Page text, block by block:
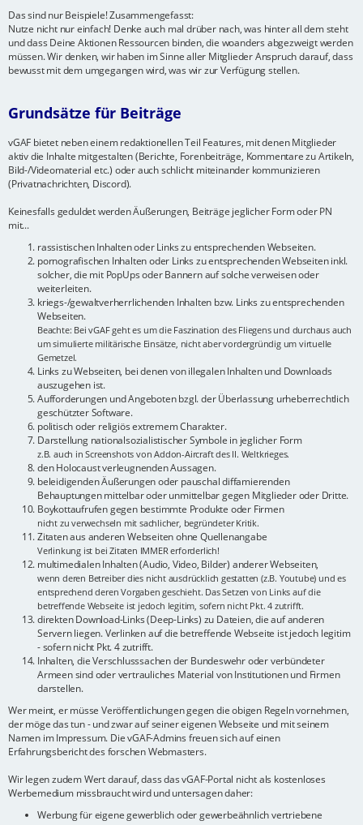
Das sind nur Beispiele! Zusammengefasst:
Nutze nicht nur einfach! Denke auch mal drüber nach, was hinter all dem steht
und dass Deine Aktionen Ressourcen binden, die woanders abgezweigt werden
müssen. Wir denken, wir haben im Sinne aller Mitglieder Anspruch darauf, dass
bewusst mit dem umgegangen wird, was wir zur Verfügung stellen.
Grundsätze für Beiträge
vGAF bietet neben einem redaktionellen Teil Features, mit denen Mitglieder
aktiv die Inhalte mitgestalten (Berichte, Forenbeiträge, Kommentare zu Artikeln,
Bild-/Videomaterial etc.) oder auch schlicht miteinander kommunizieren
(Privatnachrichten, Discord).
Keinesfalls geduldet werden Äußerungen, Beiträge jeglicher Form oder PN
mit...
rassistischen Inhalten oder Links zu entsprechenden Webseiten.
pornografischen Inhalten oder Links zu entsprechenden Webseiten inkl.
solcher, die mit PopUps oder Bannern auf solche verweisen oder
weiterleiten.
kriegs-/gewaltverherrlichenden Inhalten bzw. Links zu entsprechenden
Webseiten.
Beachte: Bei vGAF geht es um die Faszination des Fliegens und durchaus auch
um simulierte militärische Einsätze, nicht aber vordergründig um virtuelle
Gemetzel.
Links zu Webseiten, bei denen von illegalen Inhalten und Downloads
auszugehen ist.
Aufforderungen und Angeboten bzgl. der Überlassung urheberrechtlich
geschützter Software.
politisch oder religiös extremem Charakter.
Darstellung nationalsozialistischer Symbole in jeglicher Form
z.B. auch in Screenshots von Addon-Aircraft des II. Weltkrieges.
den Holocaust verleugnenden Aussagen.
beleidigenden Äußerungen oder pauschal diffamierenden
Behauptungen mittelbar oder unmittelbar gegen Mitglieder oder Dritte.
Boykottaufrufen gegen bestimmte Produkte oder Firmen
nicht zu verwechseln mit sachlicher, begründeter Kritik.
Zitaten aus anderen Webseiten ohne Quellenangabe
Verlinkung ist bei Zitaten IMMER erforderlich!
multimedialen Inhalten (Audio, Video, Bilder) anderer Webseiten,
wenn deren Betreiber dies nicht ausdrücklich gestatten (z.B. Youtube) und es
entsprechend deren Vorgaben geschieht. Das Setzen von Links auf die
betreffende Webseite ist jedoch legitim, sofern nicht Pkt. 4 zutrifft.
direkten Download-Links (Deep-Links) zu Dateien, die auf anderen
Servern liegen. Verlinken auf die betreffende Webseite ist jedoch legitim
- sofern nicht Pkt. 4 zutrifft.
Inhalten, die Verschlusssachen der Bundeswehr oder verbündeter
Armeen sind oder vertrauliches Material von Institutionen und Firmen
darstellen.
Wer meint, er müsse Veröffentlichungen gegen die obigen Regeln vornehmen,
der möge das tun - und zwar auf seiner eigenen Webseite und mit seinem
Namen im Impressum. Die vGAF-Admins freuen sich auf einen
Erfahrungsbericht des forschen Webmasters.
Wir legen zudem Wert darauf, dass das vGAF-Portal nicht als kostenloses
Werbemedium missbraucht wird und untersagen daher:
Werbung für eigene gewerblich oder gewerbeähnlich vertriebene